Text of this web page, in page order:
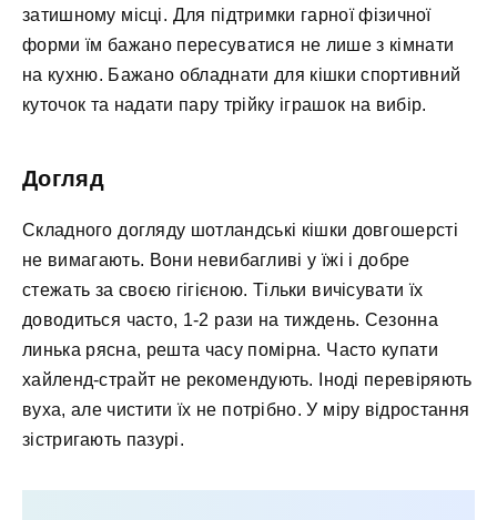
затишному місці. Для підтримки гарної фізичної
форми їм бажано пересуватися не лише з кімнати
на кухню. Бажано обладнати для кішки спортивний
куточок та надати пару трійку іграшок на вибір.
Догляд
Складного догляду шотландські кішки довгошерсті
не вимагають. Вони невибагливі у їжі і добре
стежать за своєю гігієною. Тільки вичісувати їх
доводиться часто, 1-2 рази на тиждень. Сезонна
линька рясна, решта часу помірна. Часто купати
хайленд-страйт не рекомендують. Іноді перевіряють
вуха, але чистити їх не потрібно. У міру відростання
зістригають пазурі.